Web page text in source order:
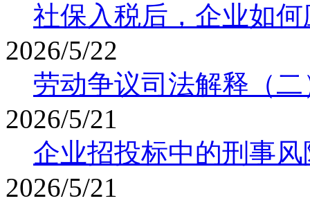
社保入税后，企业如
2026/5/22
劳动争议司法解释（
2026/5/21
企业招投标中的刑事
2026/5/21